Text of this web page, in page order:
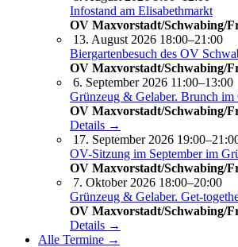
Infostand am Elisabethmarkt
OV Maxvorstadt/Schwabing/
13. August 2026 18:00–21:00
Biergartenbesuch des OV
OV Maxvorstadt/Schwabing/
6. September 2026 11:00–13:00
Grünzeug & Gelaber. Brunch
OV Maxvorstadt/Schwabing/
Details →
17. September 2026
OV-Sitzung im September im
OV Maxvorstadt/Schwabing/
7. Oktober 2026 18:00–20:00
Grünzeug & Gelaber. Get-
OV Maxvorstadt/Schwabing/
Details →
Alle Termine →